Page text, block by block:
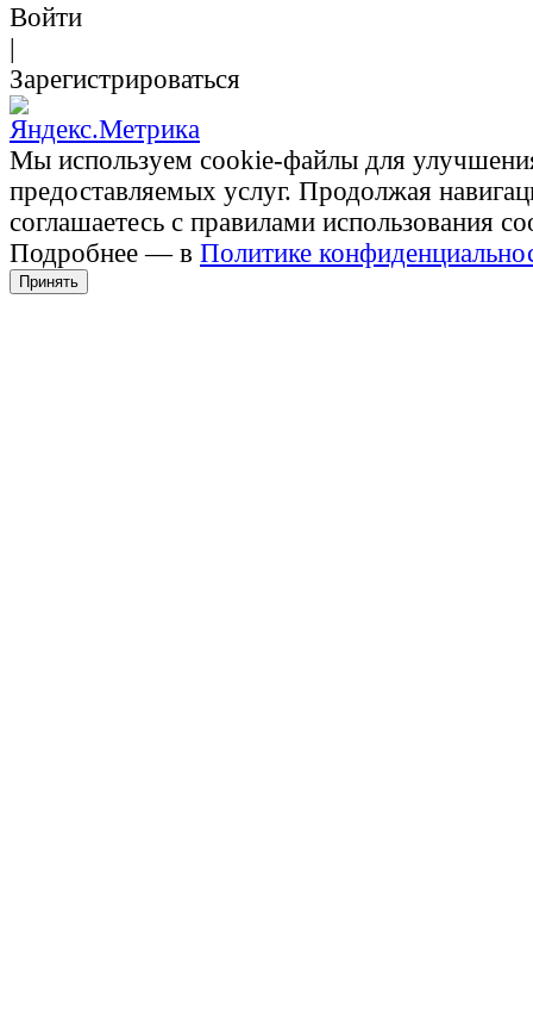
Войти
|
Зарегистрироваться
Мы используем cookie-файлы для
предоставляемых услуг. Продолжая
соглашаетесь с правилами использования
Подробнее — в Политике
Принять